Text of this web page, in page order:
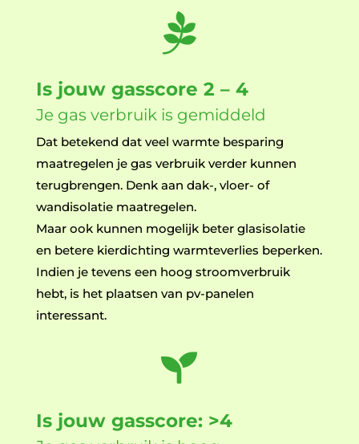

Is jouw gasscore 2 – 4
Je gas verbruik is gemiddeld
Dat betekend dat veel warmte besparing
maatregelen je gas verbruik verder kunnen
terugbrengen. Denk aan dak-, vloer- of
wandisolatie maatregelen.
Maar ook kunnen mogelijk beter glasisolatie
en betere kierdichting warmteverlies beperken.
Indien je tevens een hoog stroomverbruik
hebt, is het plaatsen van pv-panelen
interessant.

Is jouw gasscore: >4